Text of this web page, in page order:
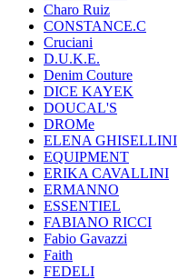
Charo Ruiz
CONSTANCE.C
Cruciani
D.U.K.E.
Denim Couture
DICE KAYEK
DOUCAL'S
DROMe
ELENA GHISELLINI
EQUIPMENT
ERIKA CAVALLINI
ERMANNO
ESSENTIEL
FABIANO RICCI
Fabio Gavazzi
Faith
FEDELI